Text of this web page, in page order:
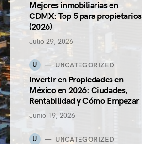
Mejores inmobiliarias en
CDMX: Top 5 para propietarios
(2026)
Julio 29, 2026
U UNCATEGORIZED
Invertir en Propiedades en
México en 2026: Ciudades,
Rentabilidad y Cómo Empezar
Junio 19, 2026
U UNCATEGORIZED